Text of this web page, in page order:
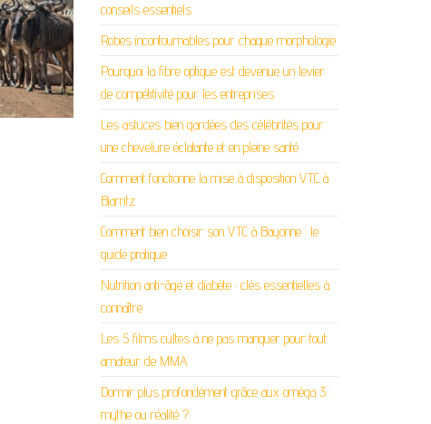
conseils essentiels
Robes incontournables pour chaque morphologie
Pourquoi la fibre optique est devenue un levier
de compétitivité pour les entreprises
Les astuces bien gardées des célébrités pour
une chevelure éclatante et en pleine santé
Comment fonctionne la mise à disposition VTC à
Biarritz
Comment bien choisir son VTC à Bayonne : le
guide pratique
Nutrition anti-âge et diabète : clés essentielles à
connaître
Les 5 films cultes à ne pas manquer pour tout
amateur de MMA
Dormir plus profondément grâce aux oméga 3 :
mythe ou réalité ?